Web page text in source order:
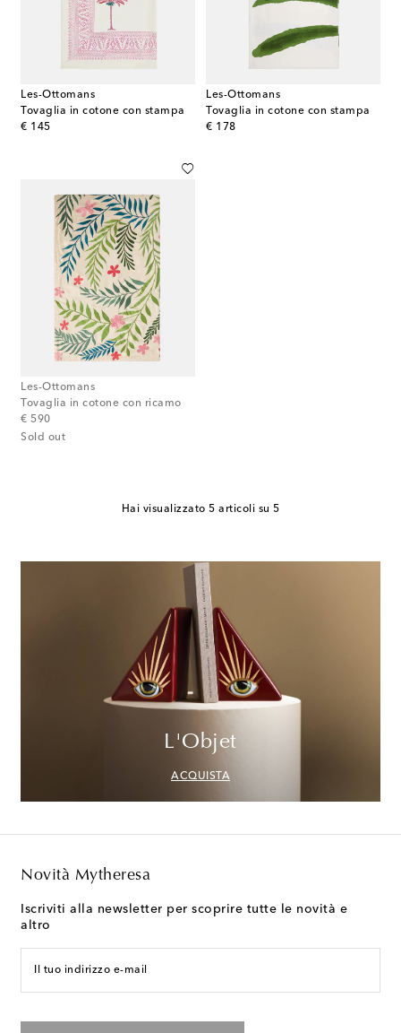
Les-Ottomans
Tovaglia in cotone con stampa
€ 145
original price
Les-Ottomans
Tovaglia in cotone con stampa
€ 178
original price
Les-Ottomans
Tovaglia in cotone con ricamo
€ 590
original price
Sold out
Hai visualizzato 5 articoli su 5
L'Objet
ACQUISTA
Novità Mytheresa
Iscriviti alla newsletter per scoprire tutte le novità e
altro
Il tuo indirizzo e-mail